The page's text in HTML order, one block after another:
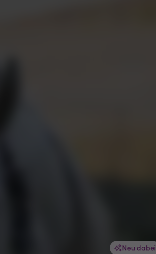
Neu dabei